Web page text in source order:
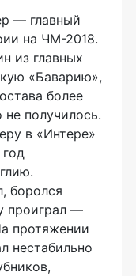
— главный
на ЧМ-2018.
из главных
«Баварию»,
более
не получилось.
в «Интере»
боролся
проиграл —
протяжении
нестабильно